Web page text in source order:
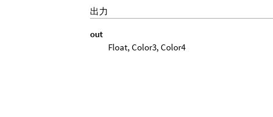
出力
out
Float, Color3, Color4